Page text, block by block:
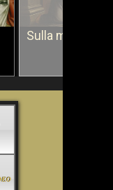
Sulla morte di